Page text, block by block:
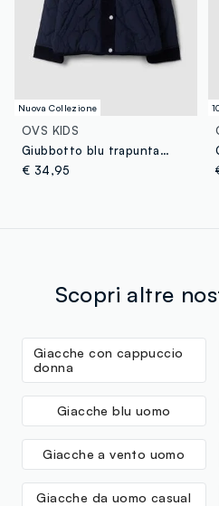
Nuova Collezione
OVS KIDS
Giubbotto blu trapuntato con cappuccio e bordi a costine per bambina
€ 34,95
Scopri altre
Giacche con cappuccio
donna
Giacche blu uomo
Giacche a vento uomo
Giacche da uomo casual